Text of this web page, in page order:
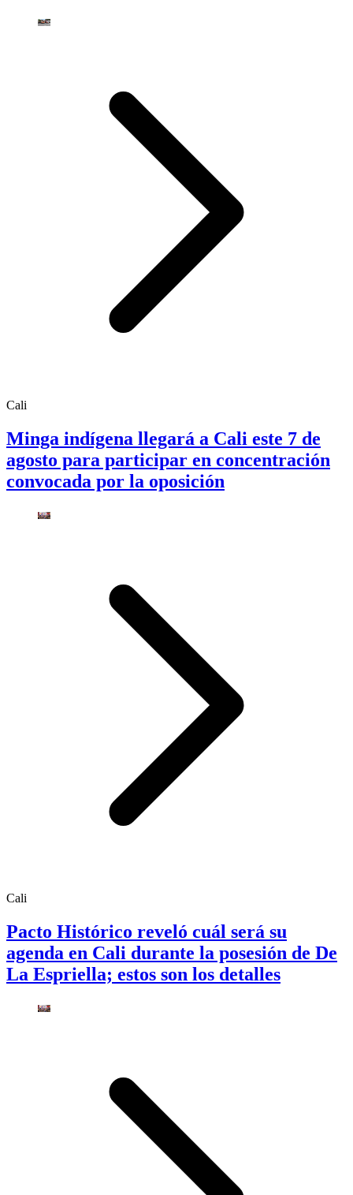
Cali
Minga indígena llegará a Cali este 7 de
agosto para participar en concentración
convocada por la oposición
Cali
Pacto Histórico reveló cuál será su
agenda en Cali durante la posesión de De
La Espriella; estos son los detalles